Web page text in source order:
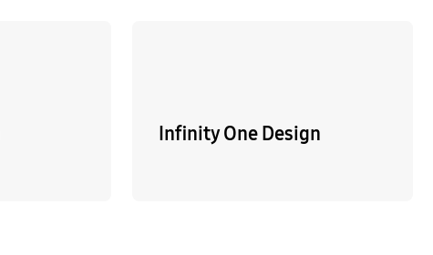
Infinity One Design